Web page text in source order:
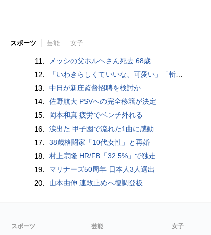
スポーツ 芸能 女子
11. メッシの父ホルヘさん死去 68歳
12. 「いわきらしくていいな、可愛い」「斬新」初出場初勝利の東日本国際大昌平、アルプス彩ったフラダンス部の応援に反響 部員は感無量「夢を見ているよう」
13. 中日が新庄監督招聘を検討か
14. 佐野航大 PSVへの完全移籍が決定
15. 岡本和真 疲労でベンチ外れる
16. 涙出た 甲子園で流れた1曲に感動
17. 38歳格闘家「10代女性」と再婚
18. 村上宗隆 HR/FB「32.5%」で独走
19. マリナーズ50周年 日本人3人選出
20. 山本由伸 連敗止めへ復調登板
スポーツ 芸能 女子